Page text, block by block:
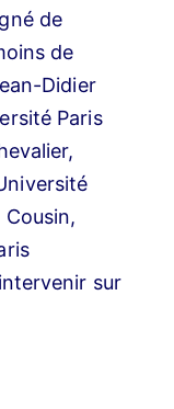
de
de
Didier
Paris
Cousin,
sur